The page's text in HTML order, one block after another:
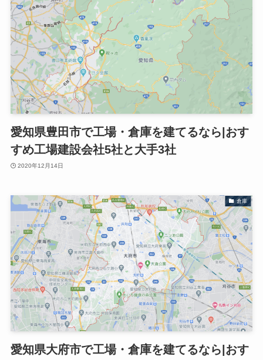
愛知県豊田市で工場・倉庫を建てるなら|おす
すめ工場建設会社5社と大手3社
2020年12月14日
倉庫
愛知県大府市で工場・倉庫を建てるなら|おす